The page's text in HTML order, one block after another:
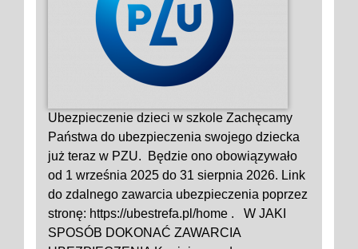
Ubezpieczenie dzieci w szkole Zachęcamy
Państwa do ubezpieczenia swojego dziecka
już teraz w PZU. Będzie ono obowiązywało
od 1 września 2025 do 31 sierpnia 2026. Link
do zdalnego zawarcia ubezpieczenia poprzez
stronę: https://ubestrefa.pl/home . W JAKI
SPOSÓB DOKONAĆ ZAWARCIA